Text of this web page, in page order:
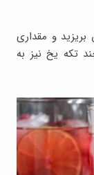
نوشیدنی را در ۳ تا ۴ لیوان بریزید و مقداری
تکه یخ نیز به